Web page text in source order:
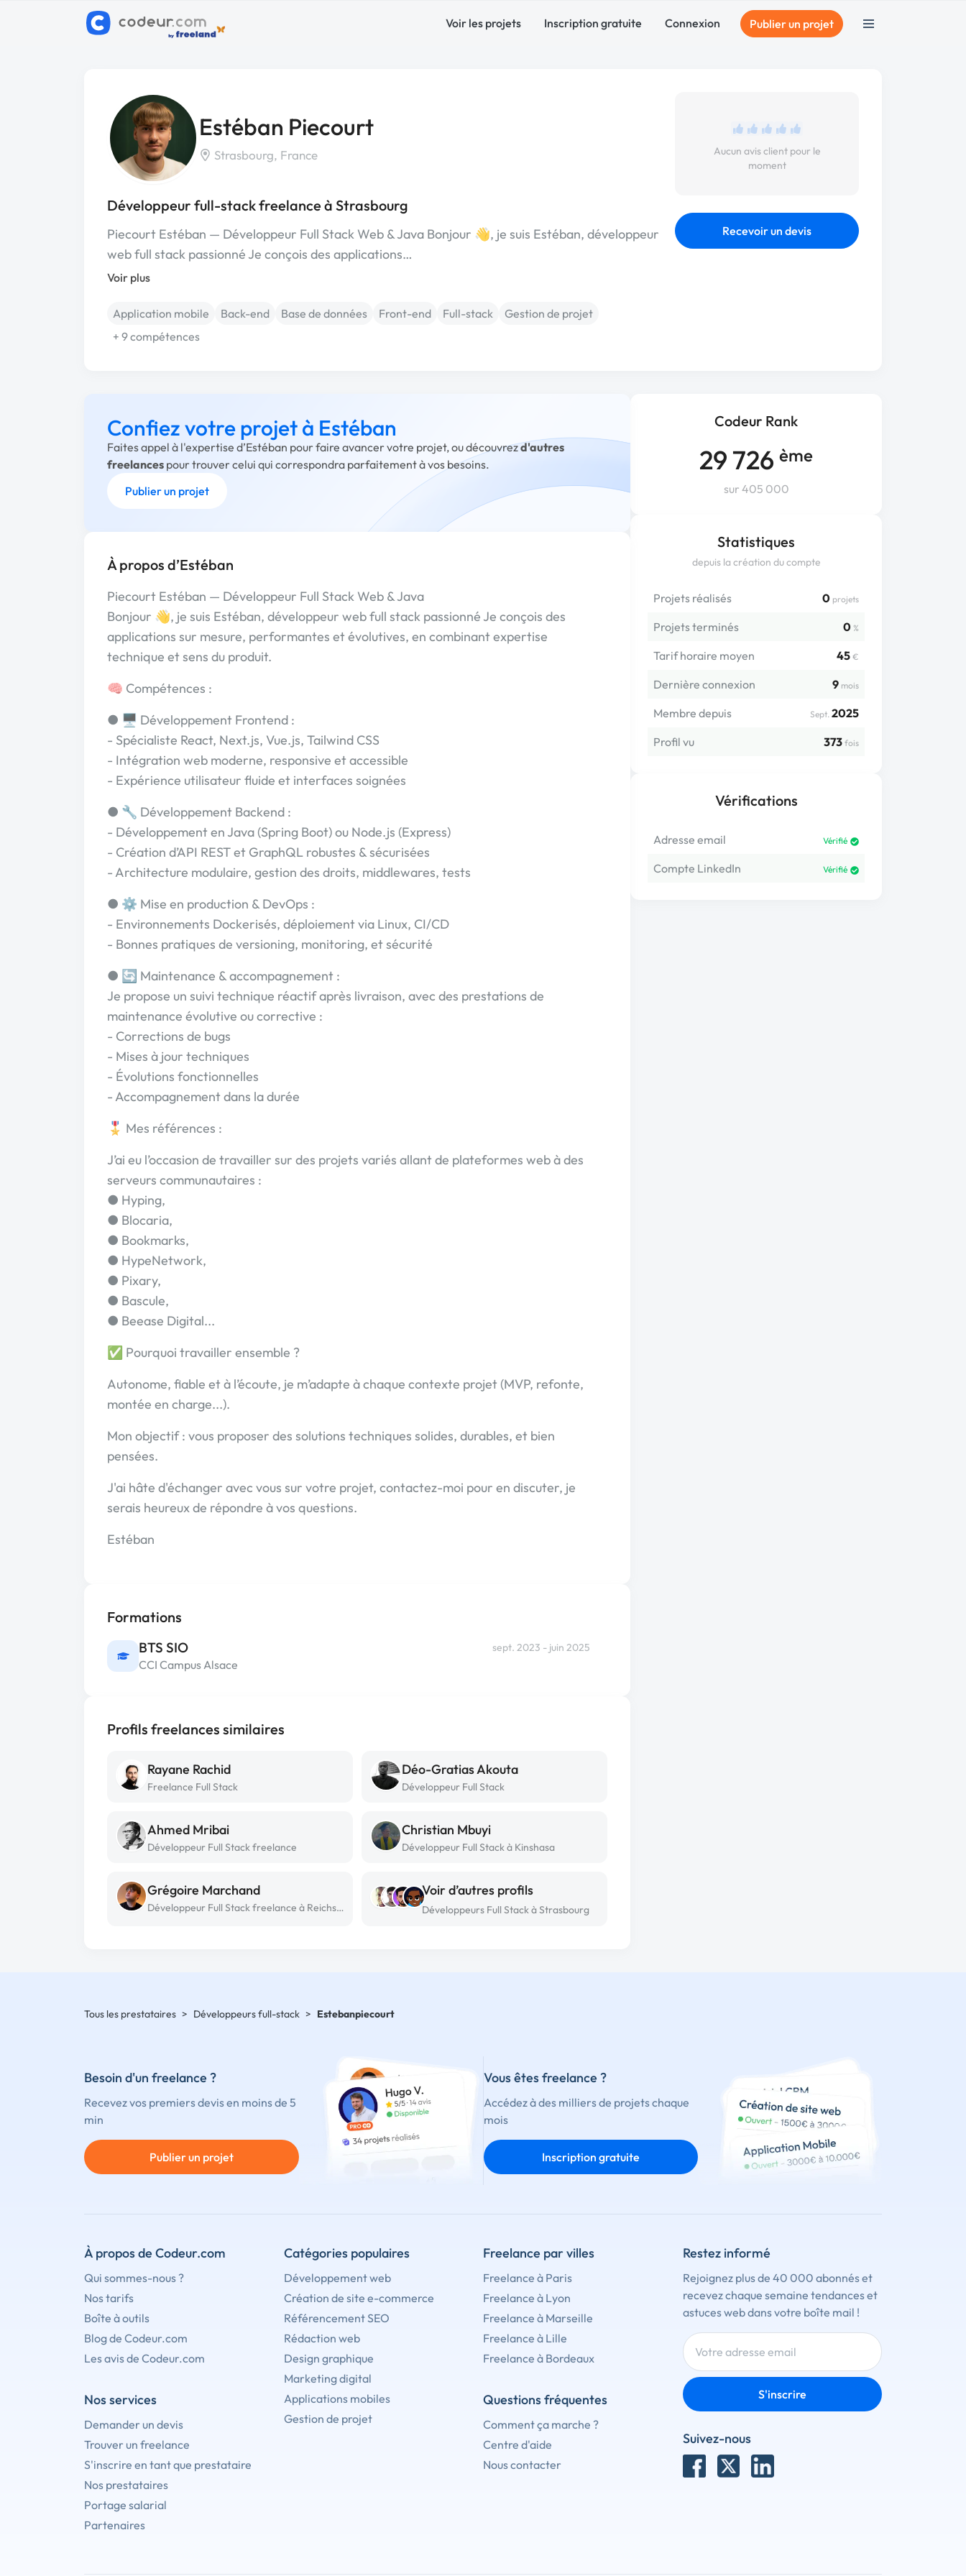
Voir les projets Inscription gratuite Connexion Publier un projet
Estéban Piecourt
Strasbourg, France
Développeur full-stack freelance à Strasbourg
Piecourt Estéban — Développeur Full Stack Web & Java Bonjour 👋, je suis Estéban, développeur
web full stack passionné Je conçois des applications…
Voir plus
Application mobile Back-end Base de données Front-end Full-stack
Gestion de projet
+ 9 compétences
Aucun avis client pour le
moment
Recevoir un devis
Codeur Rank
29 726 ème
sur 405 000
Statistiques
depuis la création du compte
Projets réalisés 0 projets
Projets terminés 0 %
Tarif horaire moyen 45 €
Dernière connexion 9 mois
Membre depuis Sept. 2025
Profil vu
373 fois
Vérifications
Adresse email Vérifié
Compte LinkedIn Vérifié
Confiez votre projet à Estéban
Faites appel à l'expertise d’Estéban pour faire avancer votre projet, ou découvrezd'autres
freelances pour trouver celui qui correspondra parfaitement à vos besoins.
Publier un projet
À propos d’Estéban
Piecourt Estéban — Développeur Full Stack Web & Java
Bonjour 👋, je suis Estéban, développeur web full stack passionné Je conçois des
applications sur mesure, performantes et évolutives, en combinant expertise
technique et sens du produit.
🧠 Compétences :
● 🖥️ Développement Frontend :
- Spécialiste React, Next.js, Vue.js, Tailwind CSS
- Intégration web moderne, responsive et accessible
- Expérience utilisateur fluide et interfaces soignées
● 🔧 Développement Backend :
- Développement en Java (Spring Boot) ou Node.js (Express)
- Création d’API REST et GraphQL robustes & sécurisées
- Architecture modulaire, gestion des droits, middlewares, tests
● ⚙️ Mise en production & DevOps :
- Environnements Dockerisés, déploiement via Linux, CI/CD
- Bonnes pratiques de versioning, monitoring, et sécurité
● 🔄 Maintenance & accompagnement :
Je propose un suivi technique réactif après livraison, avec des prestations de
maintenance évolutive ou corrective :
- Corrections de bugs
- Mises à jour techniques
- Évolutions fonctionnelles
- Accompagnement dans la durée
🎖️ Mes références :
J’ai eu l’occasion de travailler sur des projets variés allant de plateformes web à des
serveurs communautaires :
● Hyping,
● Blocaria,
● Bookmarks,
● HypeNetwork,
● Pixary,
● Bascule,
● Beease Digital...
✅ Pourquoi travailler ensemble ?
Autonome, fiable et à l’écoute, je m’adapte à chaque contexte projet (MVP, refonte,
montée en charge...).
Mon objectif : vous proposer des solutions techniques solides, durables, et bien
pensées.
J'ai hâte d'échanger avec vous sur votre projet, contactez-moi pour en discuter, je
serais heureux de répondre à vos questions.
Estéban
Formations
BTS SIO
CCI Campus Alsace
sept. 2023 - juin 2025
Profils freelances similaires
Rayane Rachid
Freelance Full Stack
Déo-Gratias Akouta
Développeur Full Stack
Ahmed Mribai
Développeur Full Stack freelance
Christian Mbuyi
Développeur Full Stack à Kinshasa
Grégoire Marchand
Développeur Full Stack freelance à Reichstett
Voir d’autres profils
Développeurs Full Stack à Strasbourg
Tous les prestataires > Développeurs full-stack > Estebanpiecourt
Besoin d'un freelance ?
Recevez vos premiers devis en moins de 5
min
Publier un projet
Vous êtes freelance ?
Accédez à des milliers de projets chaque
mois
Inscription gratuite
À propos de Codeur.com
Qui sommes-nous ?
Nos tarifs
Boîte à outils
Blog de Codeur.com
Les avis de Codeur.com
Nos services
Demander un devis
Trouver un freelance
S'inscrire en tant que prestataire
Nos prestataires
Portage salarial
Partenaires
Catégories populaires
Développement web
Création de site e-commerce
Référencement SEO
Rédaction web
Design graphique
Marketing digital
Applications mobiles
Gestion de projet
Freelance par villes
Freelance à Paris
Freelance à Lyon
Freelance à Marseille
Freelance à Lille
Freelance à Bordeaux
Questions fréquentes
Comment ça marche ?
Centre d'aide
Nous contacter
Restez informé
Rejoignez plus de 40 000 abonnés et
recevez chaque semaine tendances et
astuces web dans votre boîte mail !
S'inscrire
Suivez-nous